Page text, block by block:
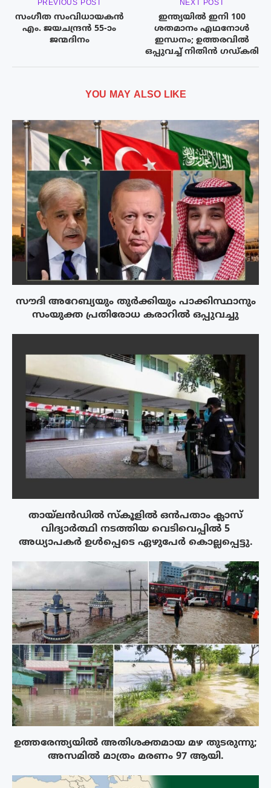
PREVIOUS POST
സംഗീത സംവിധായകൻ
എം. ജയചന്ദ്രൻ 55-ാം
ജന്മദിനം
NEXT POST
ഇന്ത്യയിൽ ഇനി 100
ശതമാനം എഥനോൾ
ഇന്ധനം; ഉത്തരവിൽ
ഒപ്പുവച്ച് നിതിൻ ഗഡ്കരി
YOU MAY ALSO LIKE
സൗദി അറേബ്യയും തുർക്കിയും പാക്കിസ്ഥാനും
സംയുക്ത പ്രതിരോധ കരാറിൽ ഒപ്പുവച്ചു
തായ്‌ലൻഡിൽ സ്കൂളിൽ ഒൻപതാം ക്ലാസ്
വിദ്യാർത്ഥി നടത്തിയ വെടിവെപ്പിൽ 5
അധ്യാപകർ ഉൾപ്പെടെ ഏഴുപേർ കൊല്ലപ്പെട്ടു.
ഉത്തരേന്ത്യയിൽ അതിശക്തമായ മഴ തുടരുന്നു;
അസമിൽ മാത്രം മരണം 97 ആയി.